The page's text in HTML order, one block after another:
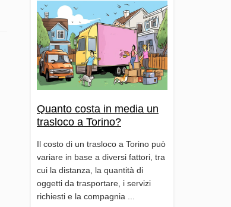
Quanto costa in media un
trasloco a Torino?
Il costo di un trasloco a Torino può
variare in base a diversi fattori, tra
cui la distanza, la quantità di
oggetti da trasportare, i servizi
richiesti e la compagnia ...